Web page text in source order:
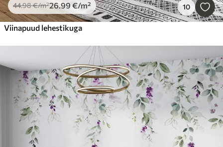
44.98€/m²26.99 €/m² 10
Viinapuud lehestikuga